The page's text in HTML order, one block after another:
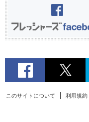
このサイトについて 利用規約